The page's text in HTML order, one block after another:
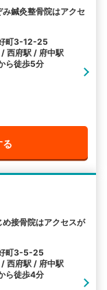
鍼灸整骨院はアクセ
町3-12-25
西府駅 / 府中駅
ら徒歩5分
る
接骨院はアクセスが
町3-5-25
西府駅 / 府中駅
ら徒歩4分